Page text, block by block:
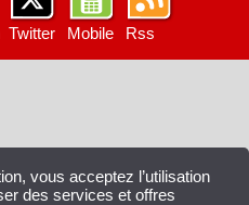
vous acceptez l’utilisation
des services et offres
Twitter Mobile Rss